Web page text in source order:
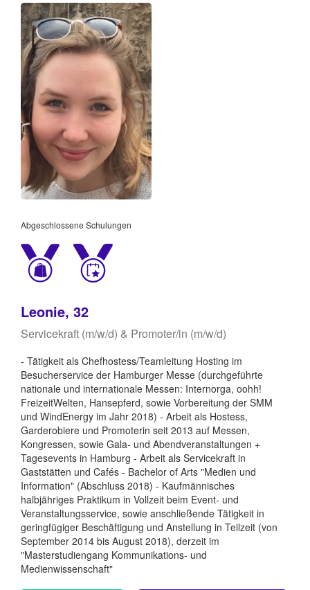
Abgeschlossene Schulungen
Leonie, 32
Servicekraft (m/w/d) & Promoter/in (m/w/d)
- Tätigkeit als Chefhostess/Teamleitung Hosting im
Besucherservice der Hamburger Messe (durchgeführte
nationale und internationale Messen: Internorga, oohh!
FreizeitWelten, Hansepferd, sowie Vorbereitung der SMM
und WindEnergy im Jahr 2018) - Arbeit als Hostess,
Garderobiere und Promoterin seit 2013 auf Messen,
Kongressen, sowie Gala- und Abendveranstaltungen +
Tagesevents in Hamburg - Arbeit als Servicekraft in
Gaststätten und Cafés - Bachelor of Arts "Medien und
Information" (Abschluss 2018) - Kaufmännisches
halbjähriges Praktikum in Vollzeit beim Event- und
Veranstaltungsservice, sowie anschließende Tätigkeit in
geringfügiger Beschäftigung und Anstellung in Teilzeit (von
September 2014 bis August 2018), derzeit im
"Masterstudiengang Kommunikations- und
Medienwissenschaft"